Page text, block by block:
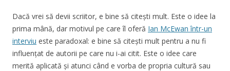
Dacă vrei să devii scriitor, e bine să citești mult. Este o idee la
prima mână, dar motivul pe care îl oferă Ian McEwan într-un
interviu este paradoxal: e bine să citești mult pentru a nu fi
influențat de autorii pe care nu i-ai citit. Este o idee care
merită aplicată și atunci când e vorba de propria cultură sau